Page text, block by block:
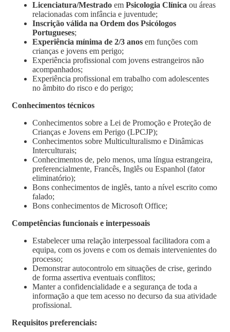
Licenciatura/Mestrado em Psicologia Clínica ou áreas
relacionadas com infância e juventude;
Inscrição válida na Ordem dos Psicólogos
Portugueses;
Experiência mínima de 2/3 anos em funções com
crianças e jovens em perigo;
Experiência profissional com jovens estrangeiros não
acompanhados;
Experiência profissional em trabalho com adolescentes
no âmbito do risco e do perigo;
Conhecimentos técnicos
Conhecimentos sobre a Lei de Promoção e Proteção de
Crianças e Jovens em Perigo (LPCJP);
Conhecimentos sobre Multiculturalismo e Dinâmicas
Interculturais;
Conhecimentos de, pelo menos, uma língua estrangeira,
preferencialmente, Francês, Inglês ou Espanhol (fator
eliminatório);
Bons conhecimentos de inglês, tanto a nível escrito como
falado;
Bons conhecimentos de Microsoft Office;
Competências funcionais e interpessoais
Estabelecer uma relação interpessoal facilitadora com a
equipa, com os jovens e com os demais intervenientes do
processo;
Demonstrar autocontrolo em situações de crise, gerindo
de forma assertiva eventuais conflitos;
Manter a confidencialidade e a segurança de toda a
informação a que tem acesso no decurso da sua atividade
profissional.
Requisitos preferenciais: